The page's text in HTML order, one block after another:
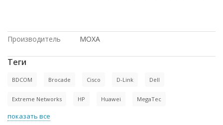
Производитель MOXA
Теги
BDCOM Brocade Cisco D-Link Dell
Extreme Networks HP Huawei MegaTec
показать все